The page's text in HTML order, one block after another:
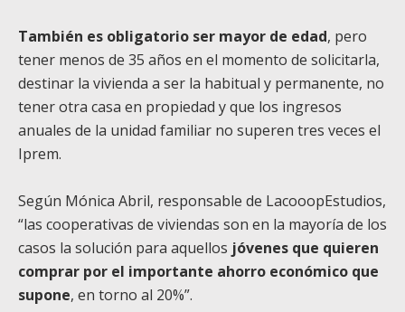
También es obligatorio ser mayor de edad, pero
tener menos de 35 años en el momento de solicitarla,
destinar la vivienda a ser la habitual y permanente, no
tener otra casa en propiedad y que los ingresos
anuales de la unidad familiar no superen tres veces el
Iprem.
Según Mónica Abril, responsable de LacooopEstudios,
“las cooperativas de viviendas son en la mayoría de los
casos la solución para aquellos jóvenes que quieren
comprar por el importante ahorro económico que
supone, en torno al 20%”.